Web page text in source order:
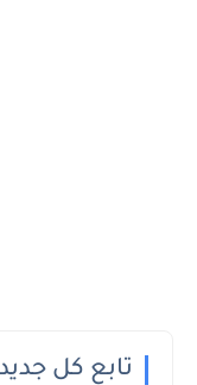
تابع كل